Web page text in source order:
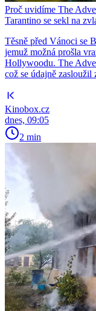
Proč uvidíme The
Tarantino se sekl na
Těsně před Vánoci se
jemuž možná prošla
Hollywoodu. The
což se údajně
Kinobox.cz
dnes, 09:05
2 min